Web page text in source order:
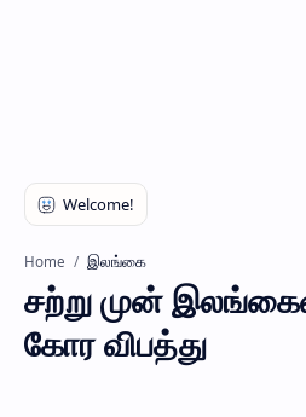
Home இலங்கை
சற்று முன்
கோர விபத்து